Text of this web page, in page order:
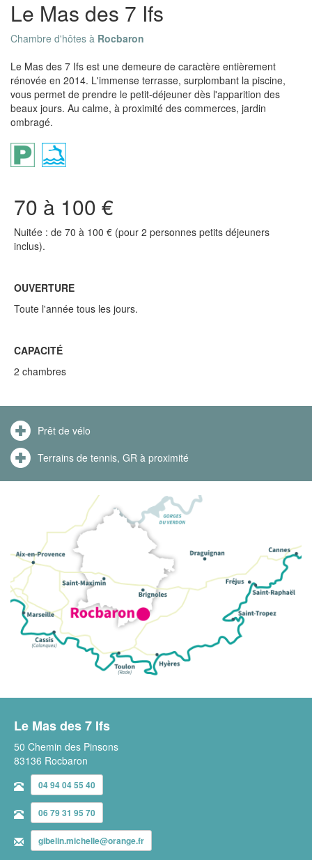
Le Mas des 7 Ifs
Chambre d'hôtes à Rocbaron
Le Mas des 7 Ifs est une demeure de caractère entièrement
rénovée en 2014. L'immense terrasse, surplombant la piscine,
vous permet de prendre le petit-déjeuner dès l'apparition des
beaux jours. Au calme, à proximité des commerces, jardin
ombragé.
70 à 100 €
Nuitée : de 70 à 100 € (pour 2 personnes petits déjeuners
inclus).
OUVERTURE
Toute l'année tous les jours.
CAPACITÉ
2 chambres
Prêt de vélo
Terrains de tennis, GR à proximité
Le Mas des 7 Ifs
50 Chemin des Pinsons
83136 Rocbaron
04 94 04 55 40
06 79 31 95 70
gibelin.michelle@orange.fr